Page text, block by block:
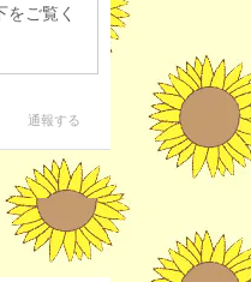
ご覧く
通報する